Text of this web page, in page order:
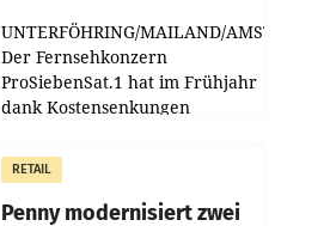
UNTERFÖHRING/MAILAND/AMSTERDAM.
Der Fernsehkonzern
ProSiebenSat.1 hat im Frühjahr
dank Kostensenkungen
gemacht und die
Markterwartung deutlich
übertroffen.
RETAIL
Penny modernisiert zwei